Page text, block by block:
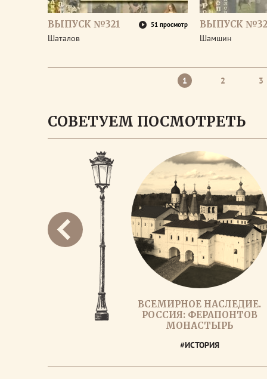
ВЫПУСК №321 51 просмотр
Шаталов
ВЫПУСК
Шамшин
1 2 3
СОВЕТУЕМ ПОСМОТРЕТЬ
ВСЕМИРНОЕ НАСЛЕДИЕ.
РОССИЯ: ФЕРАПОНТОВ
МОНАСТЫРЬ
#ИСТОРИЯ